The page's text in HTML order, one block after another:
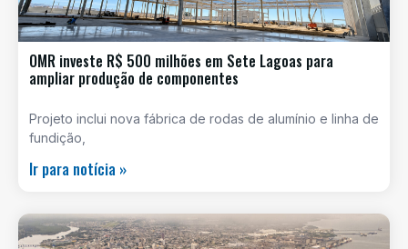
OMR investe R$ 500 milhões em Sete Lagoas para
ampliar produção de componentes
Projeto inclui nova fábrica de rodas de alumínio e linha de
fundição,
Ir para notícia »